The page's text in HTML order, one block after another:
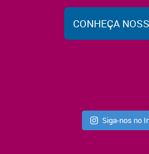
CONHEÇA
Siga-nos no